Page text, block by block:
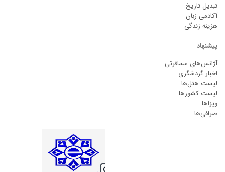
تبدیل تاریخ
آکادمی زبان
هزینه زندگی
پیشنهاد
آژانس‌های مسافرتی
اخبار گردشگری
لیست هتل‌ها
لیست کشورها
ویزاها
صرافی‌ها